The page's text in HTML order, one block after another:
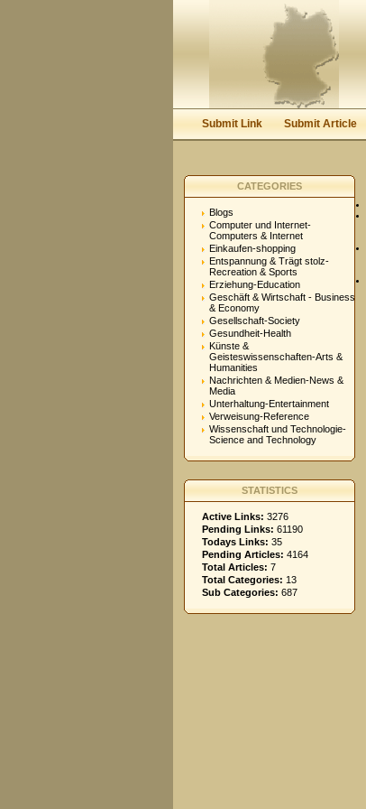
Keep me logged in.
Submit Link Submit Article
CATEGORIES
Blogs
Computer und Internet-
Computers & Internet
Einkaufen-shopping
Entspannung & Trägt stolz-
Recreation & Sports
Erziehung-Education
Geschäft & Wirtschaft - Business
& Economy
Gesellschaft-Society
Gesundheit-Health
Künste &
Geisteswissenschaften-Arts &
Humanities
Nachrichten & Medien-News &
Media
Unterhaltung-Entertainment
Verweisung-Reference
Wissenschaft und Technologie-
Science and Technology
STATISTICS
Active Links: 3276
Pending Links: 61190
Todays Links: 35
Pending Articles: 4164
Total Articles: 7
Total Categories: 13
Sub Categories: 687